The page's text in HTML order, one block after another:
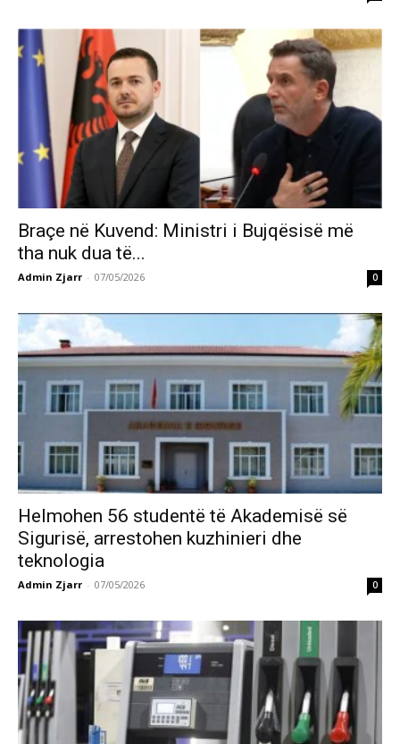
Braçe në Kuvend: Ministri i Bujqësisë më
tha nuk dua të...
Admin Zjarr - 07/05/2026 0
Helmohen 56 studentë të Akademisë së
Sigurisë, arrestohen kuzhinieri dhe
teknologia
Admin Zjarr - 07/05/2026 0